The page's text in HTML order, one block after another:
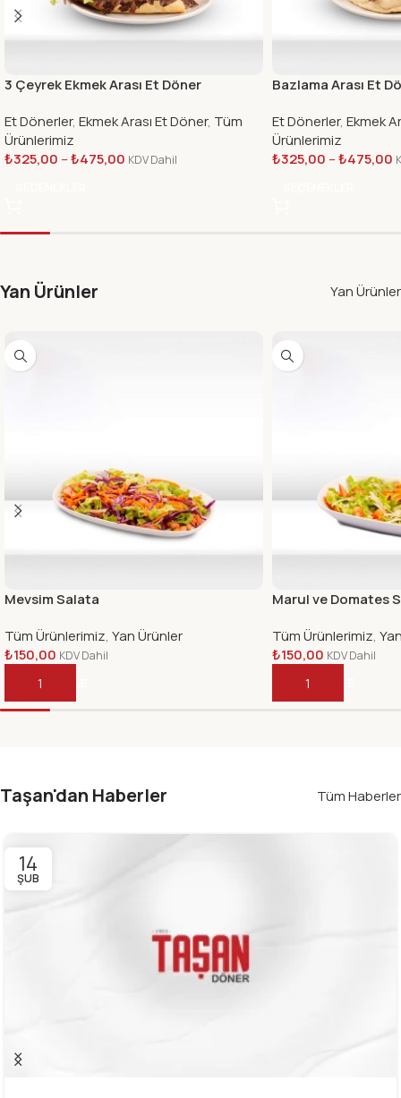
3 Çeyrek Ekmek Arası Et Döner
Et Dönerler, Ekmek Arası Et Döner, Tüm
Ürünlerimiz
₺325,00 –₺475,00 KDV Dahil
Bazlama Arası Et
Et Dönerler, Ekmek
Ürünlerimiz
₺325,00 –₺475,00
Yan Ürünler Yan Ürünler
Mevsim Salata
Tüm Ürünlerimiz, Yan Ürünler
₺150,00 KDV Dahil
SEPETE EKLE
Marul ve Domates
Tüm Ürünlerimiz,
₺150,00 KDV Dahil
SEPETE EKLE
Taşan'dan Haberler Tüm Haberler
14
ŞUB